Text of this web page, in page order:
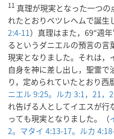
11 真理が現実となった一つ
れたとおりベツレヘムで誕生
2:4-11）真理はまた，69“週
るというダニエルの預言の言
現実となりました。それは，
自身を神に差し出し，聖霊
り，定められていたとおり西
ニエル 9:25。 ルカ 3:1， 21，
れ告げる人としてイエスが行
っても現実となりました。（
2。 マタイ 4:13-17。 ルカ